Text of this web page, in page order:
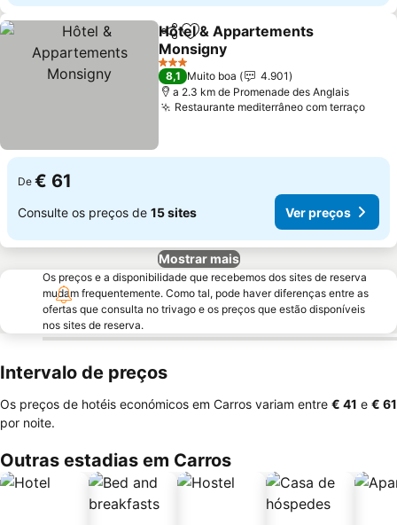
PartilharAdicionar aos favoritos
Hôtel & Appartements
Monsigny
Ver preços
3 Estrelas
8,1 Muito boa
4.901
a 2.3 km de Promenade des Anglais
Restaurante mediterrâneo com terraçoVer
De € 61
Consulte os preços de 15 sites Ver preços
Mostrar mais
Os preços e a disponibilidade que recebemos dos sites de reserva
mudam frequentemente. Como tal, pode haver diferenças entre as
ofertas que consulta no trivago e os preços que estão disponíveis
nos sites de reserva.
Intervalo de preços
Os preços de hotéis económicos em Carros variam entre ‎€ 41 e ‎€ 61
por noite.
Outras estadias em Carros